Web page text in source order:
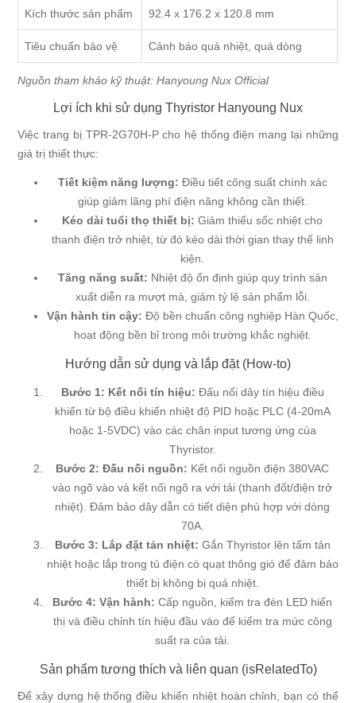
Kích thước sản phẩm 92.4 x 176.2 x 120.8 mm
Tiêu chuẩn bảo vệ Cảnh báo quá nhiệt, quá dòng
Nguồn tham khảo kỹ thuật:Hanyoung Nux Official
Lợi ích khi sử dụng Thyristor Hanyoung Nux
Việc trang bị TPR-2G70H-P cho hệ thống điện mang lại những
giá trị thiết thực:
Tiết kiệm năng lượng: Điều tiết công suất chính xác
giúp giảm lãng phí điện năng không cần thiết.
Kéo dài tuổi thọ thiết bị: Giảm thiểu sốc nhiệt cho
thanh điện trở nhiệt, từ đó kéo dài thời gian thay thế linh
kiện.
Tăng năng suất: Nhiệt độ ổn định giúp quy trình sản
xuất diễn ra mượt mà, giảm tỷ lệ sản phẩm lỗi.
Vận hành tin cậy: Độ bền chuẩn công nghiệp Hàn Quốc,
hoạt động bền bỉ trong môi trường khắc nghiệt.
Hướng dẫn sử dụng và lắp đặt (How-to)
Bước 1: Kết nối tín hiệu: Đấu nối dây tín hiệu điều
khiển từ bộ điều khiển nhiệt độ PID hoặc PLC (4-20mA
hoặc 1-5VDC) vào các chân input tương ứng của
Thyristor.
Bước 2: Đấu nối nguồn: Kết nối nguồn điện 380VAC
vào ngõ vào và kết nối ngõ ra với tải (thanh đốt/điện trở
nhiệt). Đảm bảo dây dẫn có tiết diện phù hợp với dòng
70A.
Bước 3: Lắp đặt tản nhiệt: Gắn Thyristor lên tấm tản
nhiệt hoặc lắp trong tủ điện có quạt thông gió để đảm bảo
thiết bị không bị quá nhiệt.
Bước 4: Vận hành: Cấp nguồn, kiểm tra đèn LED hiển
thị và điều chỉnh tín hiệu đầu vào để kiểm tra mức công
suất ra của tải.
Sản phẩm tương thích và liên quan (isRelatedTo)
Để xây dựng hệ thống điều khiển nhiệt hoàn chỉnh, bạn có thể